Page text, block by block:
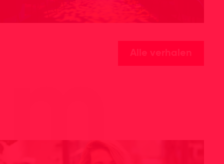
Alle verhalen